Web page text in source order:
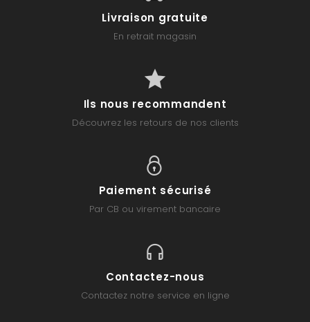
Livraison gratuite
En retrait magasin
Ils nous recommandent
Découvrez les retours de nos clients
Paiement sécurisé
Par CB ou virement bancaire
Contactez-nous
Contactez notre service en ligne